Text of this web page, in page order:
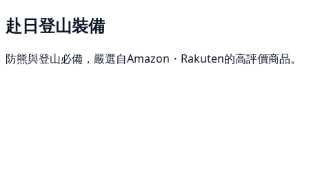
赴日登山裝備
防熊與登山必備，嚴選自Amazon・Rakuten的高評價商品。